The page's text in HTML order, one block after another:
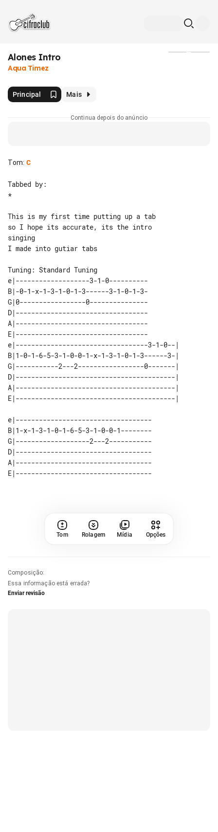
Alones Intro
Aqua Timez
Principal Mais
Continua depois do anúncio
Tom: C
Tabbed by:
*
This is my first time putting up a tab
so I hope its accurate, its the intro
I made into gutiar tabs
e|-------------------3-1-0----------
B|-0-1-x-1-3-1-0-1-3------3-1-0-1-3-
G|0-----------------0---------------
D|----------------------------------
A|----------------------------------
E|----------------------------------
e|----------------------------------3-1-0--|
B|1-0-1-6-5-3-1-0-0-1-x-1-3-1-0-1-3------3-|
G|-----------2---2-----------------0-------|
D|-----------------------------------------|
A|-----------------------------------------|
e|-----------------------------------
B|1-x-1-3-1-0-1-6-5-3-1-0-0-1--------
G|-------------------2---2-----------
D|-----------------------------------
A|-----------------------------------
Tom Rolagem Mídia Opções
Composição:
Essa informação está errada?
Enviar revisão